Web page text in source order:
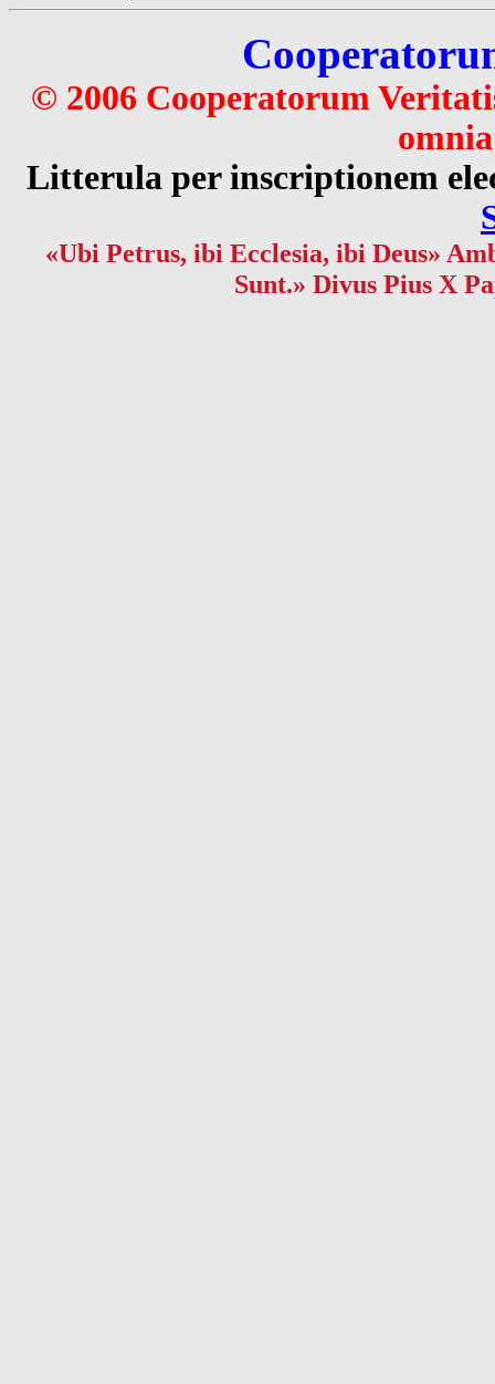
© 2006 Cooperatorum
Litterula per inscriptionem
«Ubi Petrus, ibi Ecclesia, ibi Deus»
Sunt.» Divus Pius X